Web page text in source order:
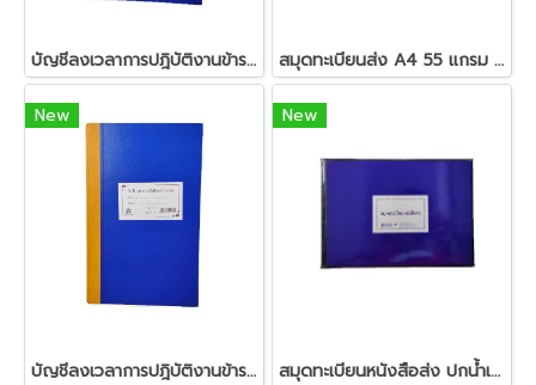
บัญชีลงเวลาการปฎิบัติงานข้าราชการ (หน้าคู่) สมุดทะเบียนส่ง A4 55 แกรม 80
New
บัญชีลงเวลาการปฎิบัติงานข้าราชการ (หน้าเดี่ยว)
New
สมุดทะเบียนหนังสือส่ง ปกน้ำเงินเคลือบ